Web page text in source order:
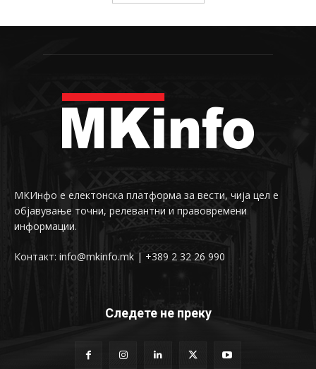
МКИнфо е електонска платформа за вести, чија цел е
објавување точни, релевантни и правовремени
информации.
Контакт: info@mkinfo.mk | +389 2 32 26 990
Следете не преку